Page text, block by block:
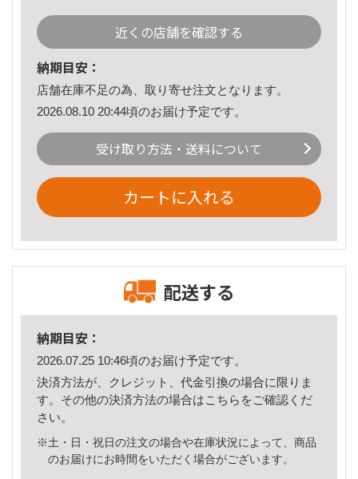
近くの店舗を確認する
納期目安：
店舗在庫不足の為、取り寄せ注文となります。
2026.08.10 20:44頃のお届け予定です。
受け取り方法・送料について
カートに入れる
配送する
納期目安：
2026.07.25 10:46頃のお届け予定です。
決済方法が、クレジット、代金引換の場合に限りま
す。その他の決済方法の場合はこちら をご確認くだ
さい。
※土・日・祝日の注文の場合や在庫状況によって、商品
のお届けにお時間をいただく場合がございます。